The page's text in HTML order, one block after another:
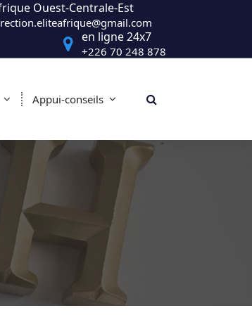
Ouest-Centrale-Est
en ligne 24x7
+226 70 248 878
Appui-conseils